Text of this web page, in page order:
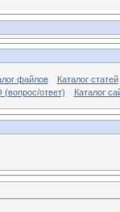
файлов
Каталог статей
(вопрос/ответ)
Каталог